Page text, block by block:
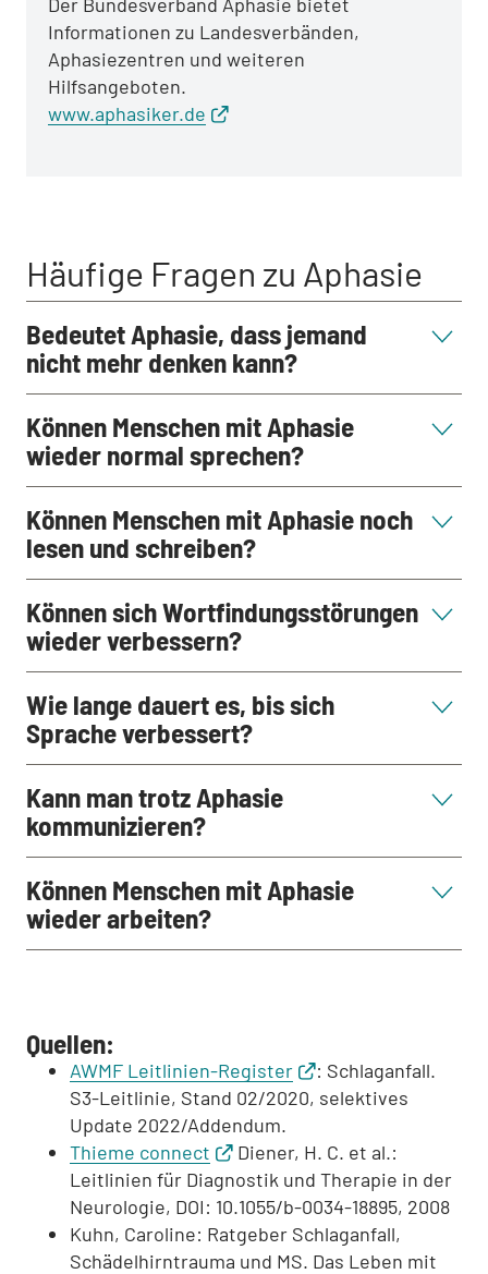
Informationen zu Landesverbänden,
Aphasiezentren und weiteren
Hilfsangeboten.
www.aphasiker.de
Häufige Fragen zu Aphasie
Bedeutet Aphasie, dass jemand
nicht mehr denken kann?
Können Menschen mit Aphasie
wieder normal sprechen?
Können Menschen mit Aphasie noch
lesen und schreiben?
Können sich Wortfindungsstörungen
wieder verbessern?
Wie lange dauert es, bis sich
Sprache verbessert?
Kann man trotz Aphasie
kommunizieren?
Können Menschen mit Aphasie
wieder arbeiten?
Quellen:
AWMF Leitlinien-Register
: Schlaganfall.
S3-Leitlinie, Stand 02/2020, selektives
Update 2022/Addendum.
Thieme connect
Diener, H. C. et al.:
Leitlinien für Diagnostik und Therapie in der
Neurologie, DOI: 10.1055/b-0034-18895, 2008
Kuhn, Caroline: Ratgeber Schlaganfall,
Schädelhirntrauma und MS. Das Leben mit